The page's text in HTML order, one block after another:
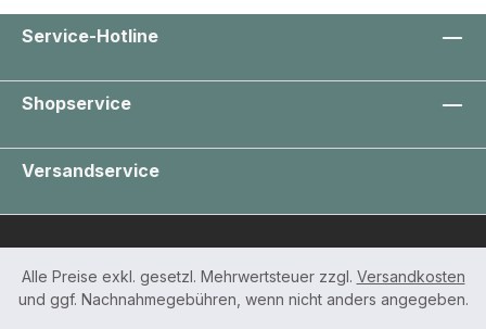
Service-Hotline
Shopservice
Versandservice
Alle Preise exkl. gesetzl. Mehrwertsteuer zzgl. Versandkosten
und ggf. Nachnahmegebühren, wenn nicht anders angegeben.